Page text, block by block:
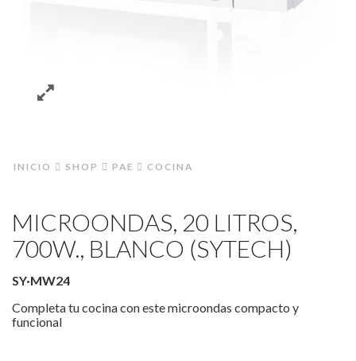
INICIO SHOP PAE COCINA
MICROONDAS, 20 LITROS,
700W., BLANCO (SYTECH)
SY·MW24
Completa tu cocina con este microondas compacto y
funcional